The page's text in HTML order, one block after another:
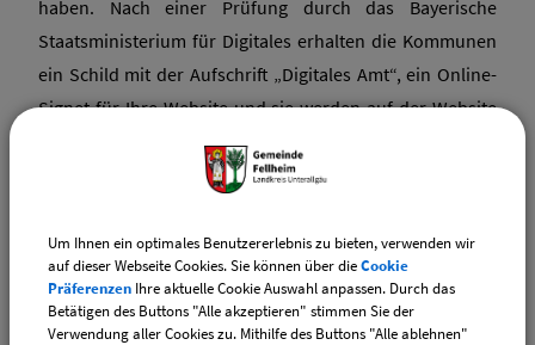
haben. Nach einer Prüfung durch das Bayerische
Staatsministerium für Digitales erhalten die Kommunen
ein Schild mit der Aufschrift „Digitales Amt“, ein Online-
Signet für Ihre Website und sie werden auf der Website
des Ministeriums veröffentlicht.
Das Bayerische Staatsministerium für Digitales
Maßnahmen bei der Verwaltungsdigitalisierung. Mit dem
Förderprogramm „Digitales Rathaus“ stehen insgesamt
rund 42 Millionen Euro bereit. Gemeinden,
Um Ihnen ein optimales Benutzererlebnis zu bieten, verwenden wir
auf dieser Webseite Cookies. Sie können über dieCookie
Präferenzen Ihre aktuelle Cookie Auswahl anpassen. Durch das
Betätigen des Buttons "Alle akzeptieren" stimmen Sie der
Verwendung aller Cookies zu. Mithilfe des Buttons "Alle ablehnen"